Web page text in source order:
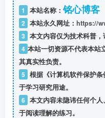
1 本站名称：铭心博客
2 本站永久网址： https://
3 本文内容仅为技术科普，
4 本站一切资源不代表本站
其真实性负责。
5 根据《计算机软件保护
于学习研究用途。
6 本文内容未隐讳任何个
于阅读理解的练习。